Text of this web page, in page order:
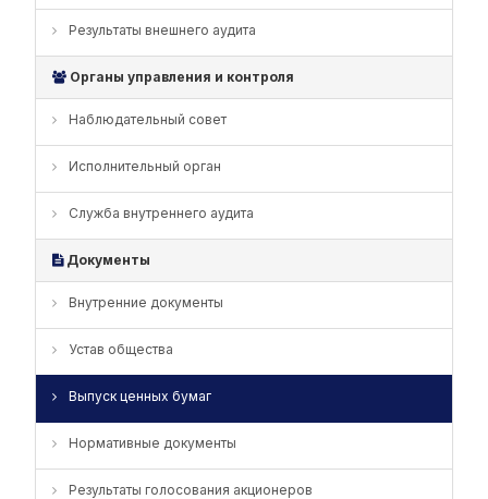
Результаты внешнего аудита
Органы управления и контроля
Наблюдательный совет
Исполнительный орган
Служба внутреннего аудита
Документы
Внутренние документы
Устав общества
Выпуск ценных бумаг
Нормативные документы
Результаты голосования акционеров